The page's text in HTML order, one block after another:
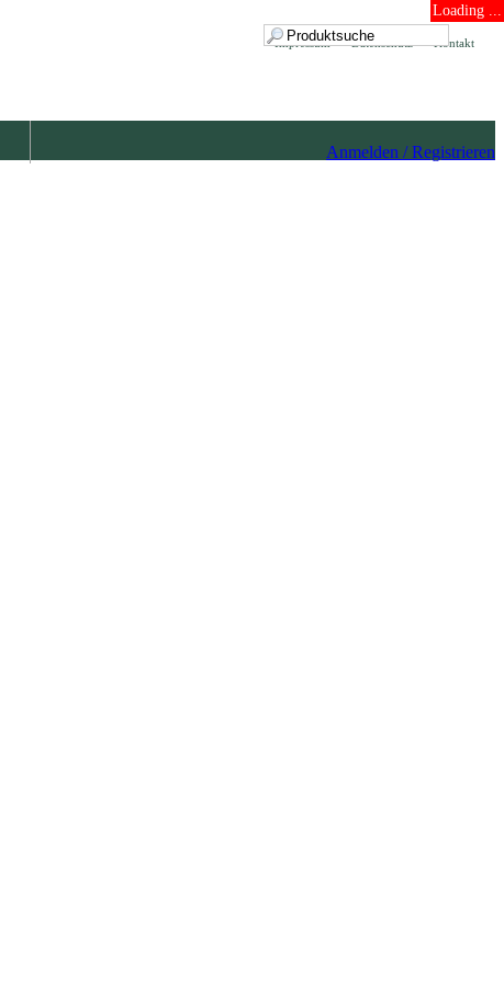
Loading ...
Kontakt
Datenschutz
Impressum
Anmelden / Registrieren